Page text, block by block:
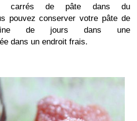
carrés de pâte dans du
pouvez conserver votre pâte de
de jours dans une
dans un endroit frais.